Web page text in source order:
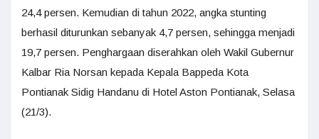
24,4 persen. Kemudian di tahun 2022, angka stunting
berhasil diturunkan sebanyak 4,7 persen, sehingga menjadi
19,7 persen. Penghargaan diserahkan oleh Wakil Gubernur
Kalbar Ria Norsan kepada Kepala Bappeda Kota
Pontianak Sidig Handanu di Hotel Aston Pontianak, Selasa
(21/3).